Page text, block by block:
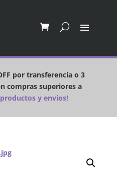
por transferencia o 3
compras superiores a
y envios!